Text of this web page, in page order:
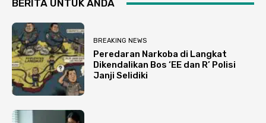
BERITA UNTUK ANDA
BREAKING NEWS
Peredaran Narkoba di Langkat
Dikendalikan Bos ‘EE dan R’ Polisi
Janji Selidiki